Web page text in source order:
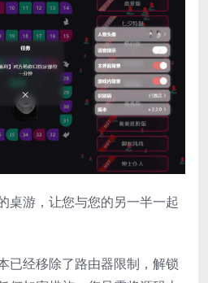
桌游，让您与您的另一半一起
已经移除了路由器限制，解锁